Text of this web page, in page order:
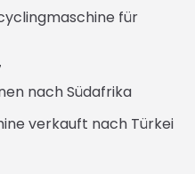
für
nach Südafrika
verkauft nach Türkei